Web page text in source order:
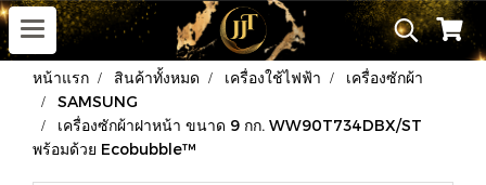
หน้าแรก สินค้าทั้งหมด เครื่องใช้ไฟฟ้า
เครื่องซักผ้า
SAMSUNG
เครื่องซักผ้าฝาหน้า ขนาด 9 กก. WW90T734DBX/ST
พร้อมด้วย Ecobubble™